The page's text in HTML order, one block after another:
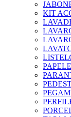
KIT